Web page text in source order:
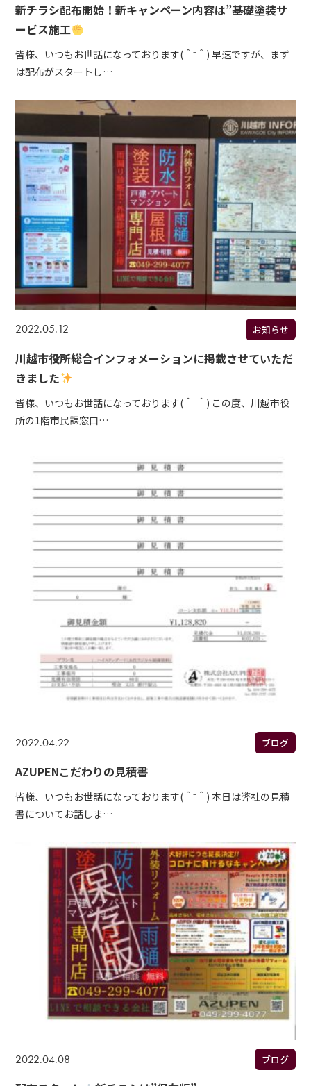
新チラシ配布開始！新キャンペーン内容は”基礎塗装サ
ービス施工
皆様、いつもお世話になっております(＾⁻＾) 早速ですが、まず
は配布がスタートし…
2022.05.12 お知らせ
川越市役所総合インフォメーションに掲載させていただ
きました
皆様、いつもお世話になっております(＾⁻＾) この度、川越市役
所の1階市民課窓口…
2022.04.22 ブログ
AZUPENこだわりの見積書
皆様、いつもお世話になっております(＾⁻＾) 本日は弊社の見積
書についてお話しま…
2022.04.08 ブログ